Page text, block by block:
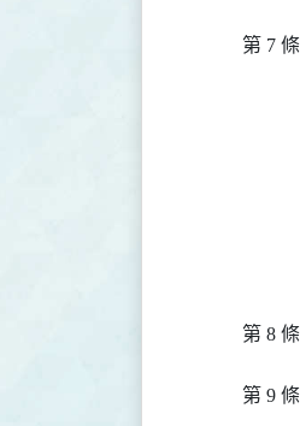
第 7 條
第 8 條
第 9 條